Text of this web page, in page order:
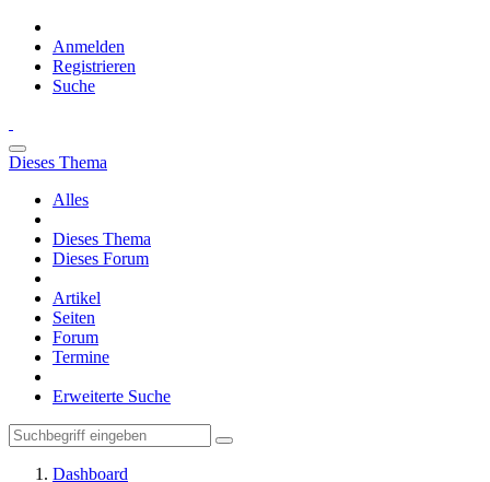
Anmelden
Registrieren
Suche
Dieses Thema
Alles
Dieses Thema
Dieses Forum
Artikel
Seiten
Forum
Termine
Erweiterte Suche
Dashboard